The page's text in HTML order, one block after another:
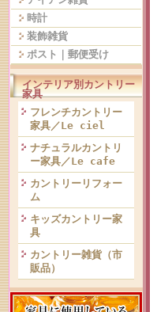
時計
装飾雑貨
ポスト｜郵便受け
インテリア別カントリー
家具
フレンチカントリー
家具／Le ciel
ナチュラルカントリ
ー家具／Le cafe
カントリーリフォー
ム
キッズカントリー家
具
カントリー雑貨（市
販品）